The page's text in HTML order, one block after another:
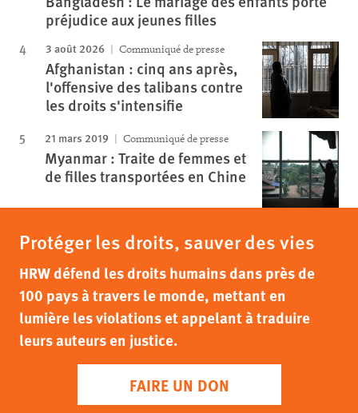
préjudice aux jeunes filles
3 août 2026 Communiqué de presse
Afghanistan : cinq ans après,
l'offensive des talibans contre
les droits s'intensifie
21 mars 2019 Communiqué de presse
Myanmar : Traite de femmes et
de filles transportées en Chine
Protéger les droits, sauver des vies
HRW défend les droits humains dans près de
100 pays à travers le monde, mettant en
lumière les violations et appelant à traduire
leurs auteurs en justice.
FAIRE UN DON